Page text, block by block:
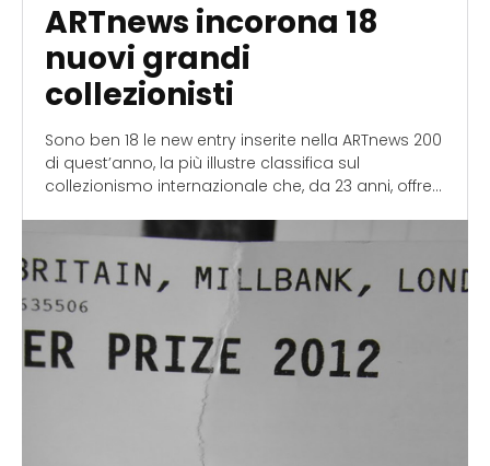
ARTnews incorona 18
nuovi grandi
collezionisti
Sono ben 18 le new entry inserite nella ARTnews 200
di quest’anno, la più illustre classifica sul
collezionismo internazionale che, da 23 anni, offre...